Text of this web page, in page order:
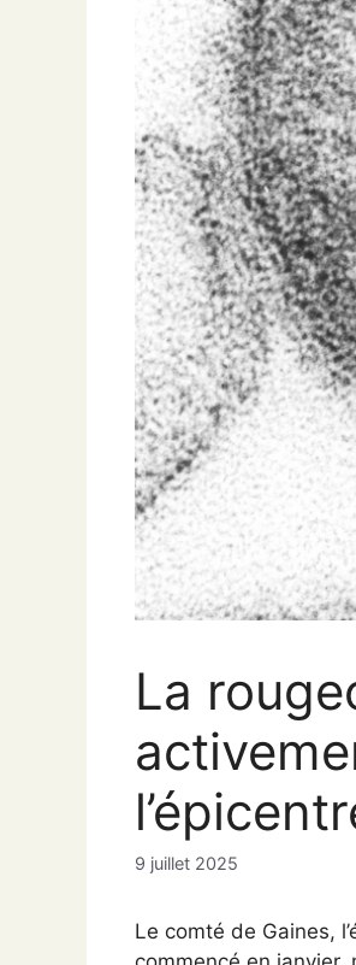
La
9 juillet 2025
Le comté de Gaines,